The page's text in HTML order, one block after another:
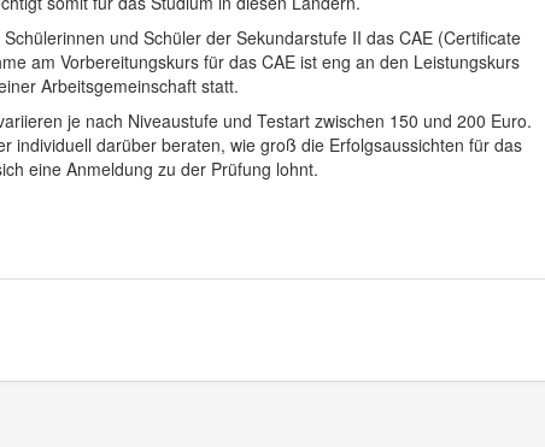
und Schüler der Sekundarstufe II das CAE (Certificate
am Vorbereitungskurs für das CAE ist eng an den Leistungskurs
Arbeitsgemeinschaft statt.
je nach Niveaustufe und Testart zwischen 150 und 200 Euro.
individuell darüber beraten, wie groß die Erfolgsaussichten für das
eine Anmeldung zu der Prüfung lohnt.